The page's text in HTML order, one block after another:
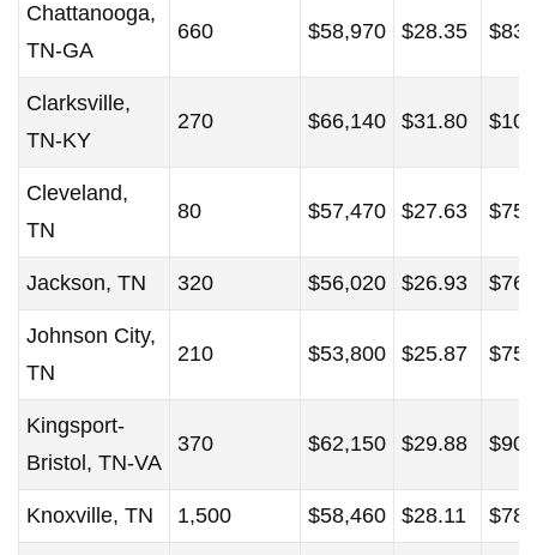
Chattanooga,
TN-GA
660 $58,970 $28.35
Clarksville,
TN-KY
270 $66,140 $31.80
Cleveland,
TN
80 $57,470 $27.63
Jackson, TN 320 $56,020 $26.93
Johnson City,
TN
210 $53,800 $25.87
Kingsport-
Bristol, TN-VA
370 $62,150 $29.88
Knoxville, TN 1,500 $58,460 $28.11